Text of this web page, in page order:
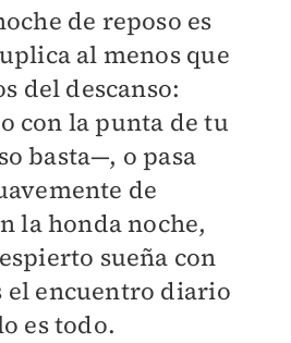
de reposo es
al menos que
del descanso:
con la punta de tu
basta—, o pasa
de
la honda noche,
sueña con
el encuentro diario
es todo.